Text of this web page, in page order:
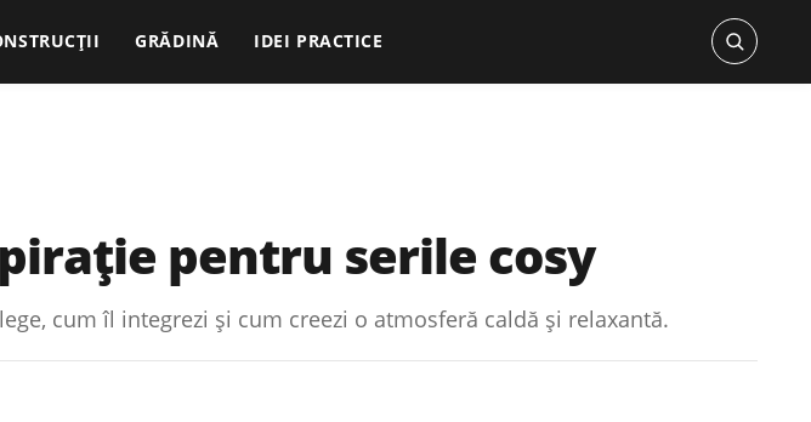
GRĂDINĂ IDEI PRACTICE
pentru serile cosy
cum îl integrezi și cum creezi o atmosferă caldă și relaxantă.